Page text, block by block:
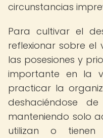
circunstancias
Para cultivar el
reflexionar sobre
las posesiones y
importante en la
practicar la
deshaciéndose
manteniendo solo
utilizan o tienen